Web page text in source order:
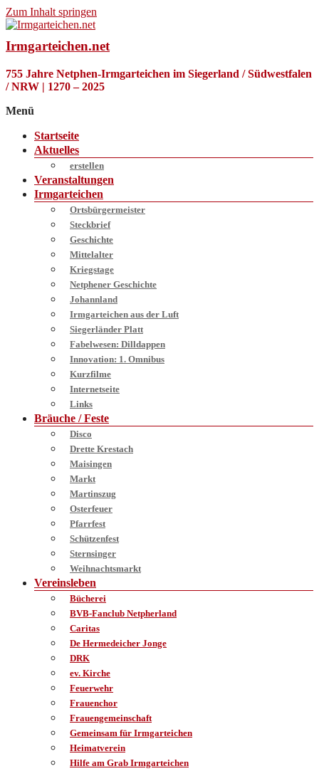
Zum Inhalt springen
Irmgarteichen.net
755 Jahre Netphen-Irmgarteichen im Siegerland / Südwestfalen
/ NRW | 1270 – 2025
Menü
Startseite
Aktuelles
erstellen
Veranstaltungen
Irmgarteichen
Ortsbürgermeister
Steckbrief
Geschichte
Mittelalter
Kriegstage
Netphener Geschichte
Johannland
Irmgarteichen aus der Luft
Siegerländer Platt
Fabelwesen: Dilldappen
Innovation: 1. Omnibus
Kurzfilme
Internetseite
Links
Bräuche / Feste
Disco
Drette Krestach
Maisingen
Markt
Martinszug
Osterfeuer
Pfarrfest
Schützenfest
Sternsinger
Weihnachtsmarkt
Vereinsleben
Bücherei
BVB-Fanclub Netpherland
Caritas
De Hermedeicher Jonge
DRK
ev. Kirche
Feuerwehr
Frauenchor
Frauengemeinschaft
Gemeinsam für Irmgarteichen
Heimatverein
Hilfe am Grab Irmgarteichen